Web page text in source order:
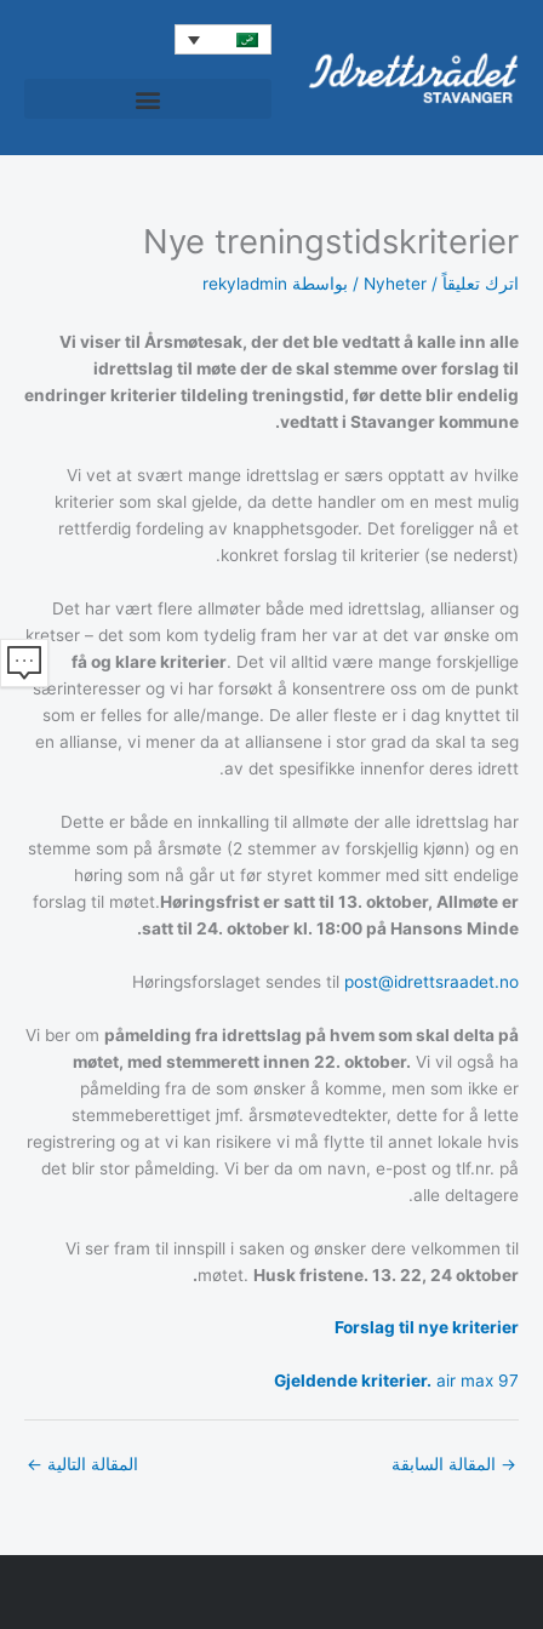
المحتوى
Nye treningstidskriterier
اترك تعليقاً /
Nyheter / بواسطة rekyladmin
Vi viser til Årsmøtesak, der det ble vedtatt å kalle inn alle
idrettslag til møte der de skal stemme over forslag til
endringer kriterier tildeling treningstid, før dette blir endelig
vedtatt i Stavanger kommune.
Vi vet at svært mange idrettslag er særs opptatt av hvilke
kriterier som skal gjelde, da dette handler om en mest mulig
rettferdig fordeling av knapphetsgoder. Det foreligger nå et
konkret forslag til kriterier (se nederst).
Det har vært flere allmøter både med idrettslag, allianser og
kretser – det som kom tydelig fram her var at det var ønske om
få og klare kriterier. Det vil alltid være mange forskjellige
særinteresser og vi har forsøkt å konsentrere oss om de punkt
som er felles for alle/mange. De aller fleste er i dag knyttet til
en allianse, vi mener da at alliansene i stor grad da skal ta seg
av det spesifikke innenfor deres idrett.
Dette er både en innkalling til allmøte der alle idrettslag har
stemme som på årsmøte (2 stemmer av forskjellig kjønn) og en
høring som nå går ut før styret kommer med sitt endelige
forslag til møtet.Høringsfrist er satt til 13. oktober, Allmøte er
satt til 24. oktober kl. 18:00 på Hansons Minde.
Høringsforslaget sendes til post@idrettsraadet.no
Vi ber om påmelding fra idrettslag på hvem som skal delta på
møtet, med stemmerett innen 22. oktober. Vi vil også ha
påmelding fra de som ønsker å komme, men som ikke er
stemmeberettiget jmf. årsmøtevedtekter, dette for å lette
registrering og at vi kan risikere vi må flytte til annet lokale hvis
det blir stor påmelding. Vi ber da om navn, e-post og tlf.nr. på
alle deltagere.
Vi ser fram til innspill i saken og ønsker dere velkommen til
møtet. Husk fristene. 13. 22, 24 oktober.
Forslag til nye kriterier
Gjeldende kriterier. air max 97
→ المقالة السابقة المقالة التالية ←